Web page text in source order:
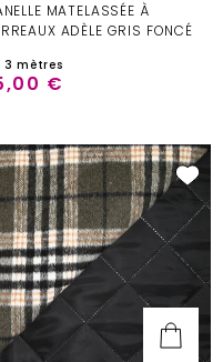
MATELASSÉE À
ADÈLE GRIS FONCÉ
3 mètres
€